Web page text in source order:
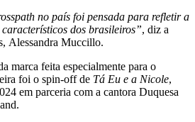
no país foi pensada para refletir a
dos brasileiros”, diz a
Alessandra Muccillo.
marca feita especialmente para o
foi o spin-off de Tá Eu e a Nicole,
em parceria com a cantora Duquesa